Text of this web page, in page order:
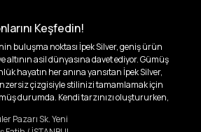
Keşfedin!
buluşma noktası İpek Silver, geniş ürün
asil dünyasına davet ediyor. Gümüş
hayatın her anına yansıtan İpek Silver,
çizgisiyle stilinizi tamamlamak için
durumda. Kendi tarzınızı oluştururken,
tasarımlarımızla tanışın.
Pazarı Sk. Yeni